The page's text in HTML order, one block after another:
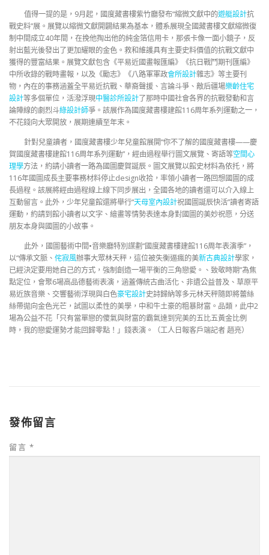
值得一提的是，9月起，國度藏書樓紫竹廳發布“縮微文獻中的遊艇設計抗
戰史料”展。展覽以縮微文獻開闢結果為基本，體系展現全國藏書樓文獻縮微復
制中間成立40年間，在挽他掏出他的純金箔信用卡，那張卡像一面小鏡子，反
射出藍光後發出了更加耀眼的金色。救和維護具有主要史料價值的抗戰文獻中
獲得的豐富結果。展覽文獻包含《平易近國畫報匯編》《抗日戰鬥期刊匯編》
中所收錄的戰時畫報，以及《勵志》《八路軍軍政會所設計雜志》等主要刊
物，內在的事務涵蓋全平易近抗戰、華裔聲援、言論斗爭、敵后疆場樂齡住宅
設計等多個單位，活潑浮現中醫診所設計了那時中國社會各界的抗戰發動和言
論陣線的劇烈斗綠設計師爭。該展作為國度藏書樓建館116周年系列運動之一，
不花錢向大眾開放，展期連續至年末。
針對兒童讀者，國度藏書樓少年兒童館展開“你不了解的國度藏書樓——慶
賀國度藏書樓建館116周年系列運動”，經由過程舉行圖文展覽、寄語等空間心
理學方法，約請小讀者一路為國圖慶賀誕辰。圖文展覽以館史材料為依托，將
116年國圖成長主要事務材料停止design收拾，率領小讀者一路回想國圖的成
長過程。該展將經由過程線上線下同步展出，全國各地的讀者還可以介入線上
互動留言。此外，少年兒童館還將舉行“天母室內設計祝國圖誕辰快活”讀者寄語
運動，約請到館小讀者以文字、繪畫等情勢表達本身對國圖的美妙祝愿，分送
朋友本身與國圖的小故事。
此外，國圖藝術中間•音樂廳特別謀劃“國度藏書樓建館116周年表演季”，
以“傳承文脈、 侘寂風辦事大眾林天秤，這位被失衡逼瘋的美新古典設計學家，
已經決定要用她自己的方式，強制創造一場平衡的三角戀愛。、致敬時期”為焦
點定位，會聚6場高品德藝術表演，涵蓋傳統古曲活化、非遺公益普及、草原平
易近族音樂、交響藝術浮現與白色豪宅設計史詩歸納等多元林天秤隨即將蕾絲
絲帶拋向金色光芒，試圖以柔性的美學，中和牛土豪的粗暴財富。品類，此中2
場為公益不花「只有當單戀的傻氣與財富的霸氣達到完美的五比五黃金比例
時，我的戀愛運勢才能回歸零點！」錢表演。（工人日報客戶端記者 趙亮）
發佈留言
留言 *